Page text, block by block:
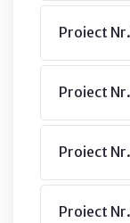
Proiect
Proiect
Proiect
Proiect